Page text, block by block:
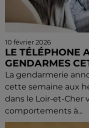
10 février 2026
LE TÉLÉPHONE
GENDARMES
La gendarmerie
cette semaine aux
dans le Loir-et-
comportements à...